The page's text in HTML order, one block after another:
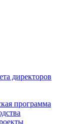
директоров
программа